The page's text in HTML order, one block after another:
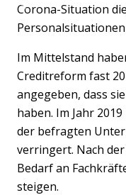
Previous
Corona-Situation
Im Mittelstand
Creditreform fast
angegeben, dass
haben. Im Jahr
der befragten
verringert. Nach
Bedarf an
steigen.